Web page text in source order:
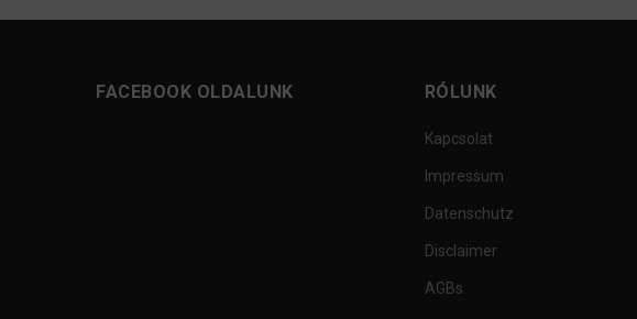
FACEBOOK OLDALUNK RÓLUNK
Kapcsolat
Impressum
Datenschutz
Disclaimer
AGBs